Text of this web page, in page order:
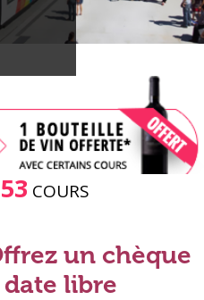
53 COURS
un chèque
libre